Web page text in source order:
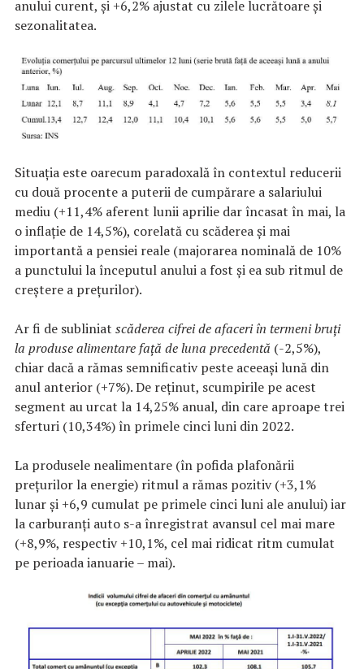
anului curent, și +6,2% ajustat cu zilele lucrătoare și
sezonalitatea.
Situația este oarecum paradoxală în contextul reducerii
cu două procente a puterii de cumpărare a salariului
mediu (+11,4% aferent lunii aprilie dar încasat în mai, la
o inflație de 14,5%), corelată cu scăderea și mai
importantă a pensiei reale (majorarea nominală de 10%
a punctului la începutul anului a fost și ea sub ritmul de
creștere a prețurilor).
Ar fi de subliniat scăderea cifrei de afaceri în termeni bruți
la produse alimentare față de luna precedentă (-2,5%),
chiar dacă a rămas semnificativ peste aceeași lună din
anul anterior (+7%). De reținut, scumpirile pe acest
segment au urcat la 14,25% anual, din care aproape trei
sferturi (10,34%) în primele cinci luni din 2022.
La produsele nealimentare (în pofida plafonării
prețurilor la energie) ritmul a rămas pozitiv (+3,1%
lunar și +6,9 cumulat pe primele cinci luni ale anului) iar
la carburanți auto s-a înregistrat avansul cel mai mare
(+8,9%, respectiv +10,1%, cel mai ridicat ritm cumulat
pe perioada ianuarie – mai).